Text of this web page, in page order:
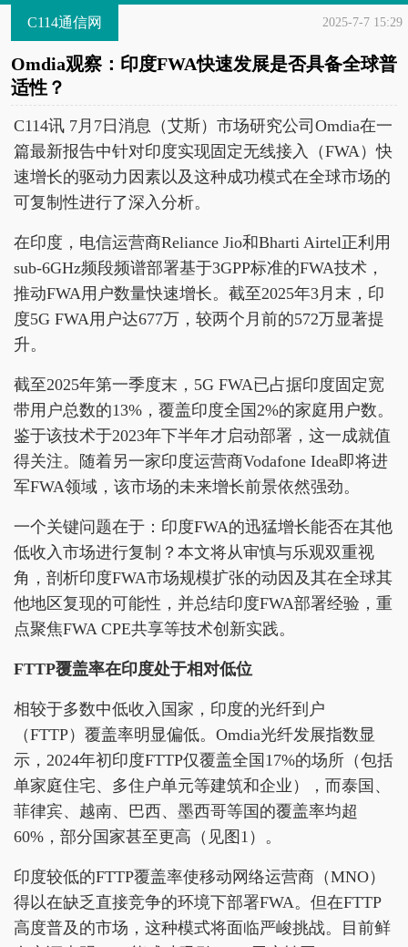
C114通信网 2025-7-7 15:29
Omdia观察：印度FWA快速发展是否具备全球普
适性？
C114讯 7月7日消息（艾斯）市场研究公司Omdia在一
篇最新报告中针对印度实现固定无线接入（FWA）快
速增长的驱动力因素以及这种成功模式在全球市场的
可复制性进行了深入分析。
在印度，电信运营商Reliance Jio和Bharti Airtel正利用
sub-6GHz频段频谱部署基于3GPP标准的FWA技术，
推动FWA用户数量快速增长。截至2025年3月末，印
度5G FWA用户达677万，较两个月前的572万显著提
升。
截至2025年第一季度末，5G FWA已占据印度固定宽
带用户总数的13%，覆盖印度全国2%的家庭用户数。
鉴于该技术于2023年下半年才启动部署，这一成就值
得关注。随着另一家印度运营商Vodafone Idea即将进
军FWA领域，该市场的未来增长前景依然强劲。
一个关键问题在于：印度FWA的迅猛增长能否在其他
低收入市场进行复制？本文将从审慎与乐观双重视
角，剖析印度FWA市场规模扩张的动因及其在全球其
他地区复现的可能性，并总结印度FWA部署经验，重
点聚焦FWA CPE共享等技术创新实践。
FTTP覆盖率在印度处于相对低位
相较于多数中低收入国家，印度的光纤到户
（FTTP）覆盖率明显偏低。Omdia光纤发展指数显
示，2024年初印度FTTP仅覆盖全国17%的场所（包括
单家庭住宅、多住户单元等建筑和企业），而泰国、
菲律宾、越南、巴西、墨西哥等国的覆盖率均超
60%，部分国家甚至更高（见图1）。
印度较低的FTTP覆盖率使移动网络运营商（MNO）
得以在缺乏直接竞争的环境下部署FWA。但在FTTP
高度普及的市场，这种模式将面临严峻挑战。目前鲜